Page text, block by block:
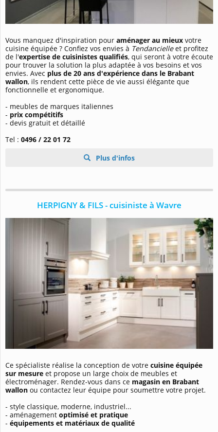
Vous manquez d'inspiration pour aménager au mieux votre
cuisine équipée ? Confiez vos envies à Tendancielleet profitez
de l'expertise de cuisinistes qualifiés, qui seront à votre écoute
pour trouver la solution la plus adaptée à vos besoins et vos
envies. Avec plus de 20 ans d'expérience dans le Brabant
wallon, ils rendent cette pièce de vie aussi élégante que
fonctionnelle et ergonomique.
- meubles de marques italiennes
- prix compétitifs
- devis gratuit et détaillé
Tel : 0496 / 22 01 72
Plus d'infos
HERPIGNY & FILS - cuisiniste à Wavre
Ce spécialiste réalise la conception de votre cuisine équipée
sur mesure et propose un large choix de meubles et
électroménager. Rendez-vous dans ce magasin en Brabant
wallon ou contactez leur équipe pour soumettre votre projet.
- style classique, moderne, industriel...
- aménagement optimisé et pratique
- équipements et matériaux de qualité